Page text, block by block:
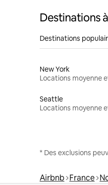
Destinations
Destinations
New York
Seattle
* Des exclusions
Airbnb France